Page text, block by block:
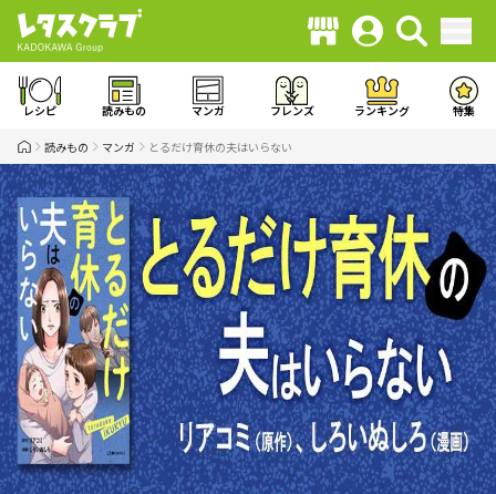
レシピ 読みもの マンガ フレンズ ランキング 特集
読みもの マンガ とるだけ育休の夫はいらない